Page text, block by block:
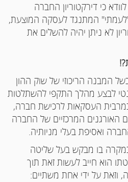
כי דירקטוריון החברה
"לעמתי" המתנגד לעסקה המוצעת,
לא ניתן יהיה להשלים את
המבנה הריכוזי של שוק ההון
לבצע מהלך התקפי להשתלטות
העסקאות לרכישת חברה,
האורגנים המרכזיים של החברה
ואסיפת בעלי מניותיה.
בו מבקש בעל שליטה
הוא חייב לעשות זאת תוך
וזאת על ידי אחת משתיים: